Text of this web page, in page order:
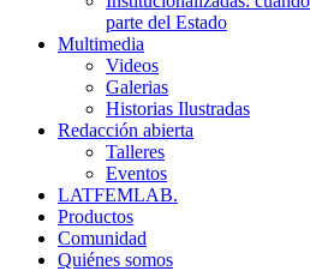
parte del Estado
Multimedia
Videos
Galerias
Historias Ilustradas
Redacción abierta
Talleres
Eventos
LATFEMLAB.
Productos
Comunidad
Quiénes somos